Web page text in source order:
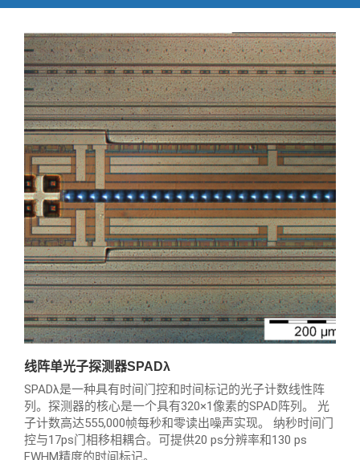
线阵单光子探测器SPADλ
SPADλ是一种具有时间门控和时间标记的光子计数线性阵
列。探测器的核心是一个具有320×1像素的SPAD阵列。 光
子计数高达555,000帧每秒和零读出噪声实现。 纳秒时间门
控与17ps门相移相耦合。可提供20 ps分辨率和130 ps
FWHM精度的时间标记。